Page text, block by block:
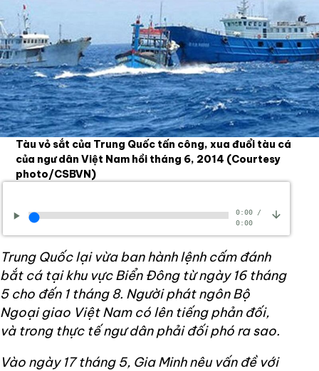
Tàu vỏ sắt của Trung Quốc tấn công, xua đuổi tàu cá
của ngư dân Việt Nam hồi tháng 6, 2014 (Courtesy
photo/CSBVN)
0:00/
0:00
Trung Quốc lại vừa ban hành lệnh cấm đánh
bắt cá tại khu vực Biển Đông từ ngày 16 tháng
5 cho đến 1 tháng 8. Người phát ngôn Bộ
Ngoại giao Việt Nam có lên tiếng phản đối,
và trong thực tế ngư dân phải đối phó ra sao.
Vào ngày 17 tháng 5, Gia Minh nêu vấn đề với